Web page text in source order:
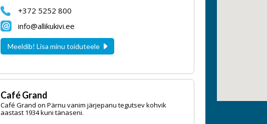
+372 5252 800
info@allikukivi.ee
Meeldib! Lisa minu toiduteele
Café Grand
Café Grand on Pärnu vanim järjepanu tegutsev kohvik
aastast 1934 kuni tänaseni.